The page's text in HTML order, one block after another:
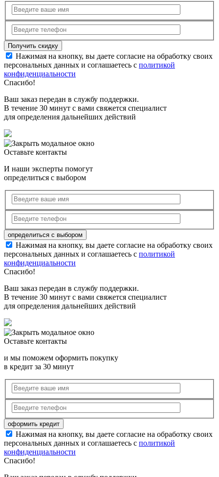
Нажимая на кнопку, вы даете согласие на обработку своих
персональных данных и соглашаетесь с политикой
конфиденциальности
Спасибо!
Ваш заказ передан в службу поддержки.
В течение 30 минут с вами свяжется специалист
для определения дальнейших действий
Оставьте контакты
И наши эксперты помогут
определиться с выбором
Нажимая на кнопку, вы даете согласие на обработку своих
персональных данных и соглашаетесь с политикой
конфиденциальности
Спасибо!
Ваш заказ передан в службу поддержки.
В течение 30 минут с вами свяжется специалист
для определения дальнейших действий
Оставьте контакты
и мы поможем оформить покупку
в кредит за 30 минут
Нажимая на кнопку, вы даете согласие на обработку своих
персональных данных и соглашаетесь с политикой
конфиденциальности
Спасибо!